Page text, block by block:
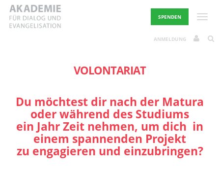
Skip
content
SPENDEN
ANMELDUNG
VOLONTARIAT
Du möchtest dir nach der Matura
oder während des Studiums
ein Jahr Zeit nehmen, um dich in
einem spannenden Projekt
zu engagieren und einzubringen?